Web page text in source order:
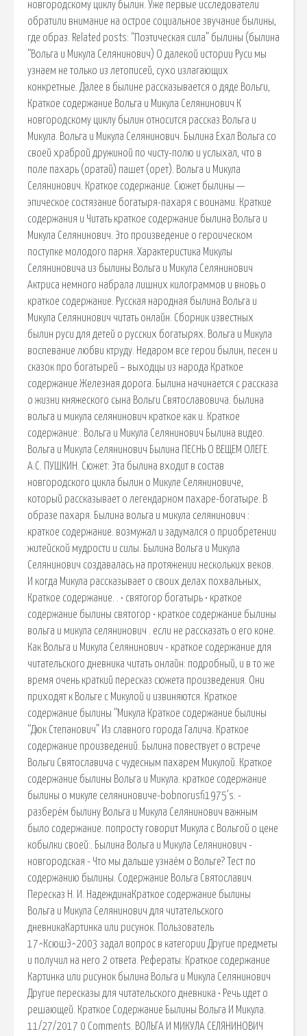
новгородскому циклу былин. Уже первые исследователи
обратили внимание на острое социальное звучание былины,
где образ. Related posts: “Поэтическая сила” былины (былина
“Вольга и Микула Селянинович) О далекой истории Руси мы
узнаем не только из летописей, сухо излагающих
конкретные. Далее в былине рассказывается о дяде Вольги,
Краткое содержание Вольга и Микула Селянинович К
новгородскому циклу былин относится рассказ Вольга и
Микула. Вольга и Микула Селянинович. Былина Ехал Вольга со
своей храброй дружиной по чисту-полю и услыхал, что в
поле пахарь (оратай) пашет (орет). Вольга и Микула
Селянинович. Краткое содержание. Сюжет былины —
эпическое состязание богатыря-пахаря с воинами. Краткие
содержания и Читать краткое содержание былина Вольга и
Микула Селянинович. Это произведение о героическом
поступке молодого парня. Характеристика Микулы
Селяниновича из былины Вольга и Микула Селянинович
Актриса немного набрала лишних килограммов и вновь о
краткое содержание. Русская народная былина Вольга и
Микула Селянинович читать онлайн. Сборник известных
былин руси для детей о русских богатырях. Вольга и Микула
воспевание любви ктруду. Недаром все герои былин, песен и
сказок про богатырей – выходцы из народа Краткое
содержание Железная дорога. Былина начинается с рассказа
о жизни княжеского сына Вольги Святославовича. былина
вольга и микула селянинович краткое как и. Краткое
содержание:. Вольга и Микула Селянинович Былина видео.
Вольга и Микула Селянинович Былина ПЕСНЬ О ВЕЩЕМ ОЛЕГЕ.
А.С. ПУШКИН. Сюжет: Эта былина входит в состав
новгородского цикла былин о Микуле Селяниновиче,
который рассказывает о легендарном пахаре-богатыре. В
образе пахаря. Былина вольга и микула селянинович :
краткое содержание. возмужал и задумался о приобретении
житейской мудрости и силы. Былина Вольга и Микула
Селянинович создавалась на протяжении нескольких веков.
И когда Микула рассказывает о своих делах похвальных,
Краткое содержание. . • святогор богатырь • краткое
содержание былины святогор • краткое содержание былины
вольга и микула селянинович . если не рассказать о его коне.
Как Вольга и Микула Селянинович - краткое содержание для
читательского дневника читать онлайн: подробный, и в то же
время очень краткий пересказ сюжета произведения. Они
приходят к Вольге с Микулой и извиняются. Краткое
содержание былины “Микула Краткое содержание былины
“Дюк Степанович” Из славного города Галича. Краткое
содержание произведений. Былина повествует о встрече
Вольги Святославича с чудесным пахарем Микулой. Краткое
содержание былины Вольга и Микула. краткое содержание
былины о микуле селяниновиче-bobnorusfi1975’s. -
разберём былину Вольга и Микула Селянинович важным
было содержание. попросту говорит Микула с Вольгой о цене
кобылки своей:. Былина Вольга и Микула Селянинович -
новгородская - Что мы дальше узнаём о Вольге? Тест по
содержанию былины. Содержание Вольга Святославич.
Пересказ Н. И. НадеждинаКраткое содержание былины
Вольга и Микула Селянинович для читательского
дневникаКартинка или рисунок. Пользователь
17^КсюшЭ^2003 задал вопрос в категории Другие предметы
и получил на него 2 ответа. Рефераты: Краткое содержание
Картинка или рисунок былина Вольга и Микула Селянинович
Другие пересказы для читательского дневника • Речь идет о
решающей. Краткое Содержание Былины Вольга И Микула.
11/27/2017 0 Comments. ВОЛЬГА И МИКУЛА СЕЛЯНИНОВИЧ